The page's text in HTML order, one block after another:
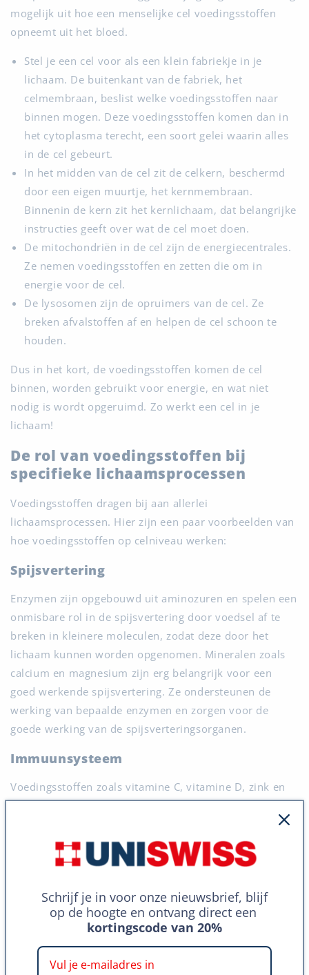
mogelijk uit hoe een menselijke cel voedingsstoffen
opneemt uit het bloed.
Stel je een cel voor als een klein fabriekje in je
lichaam. De buitenkant van de fabriek, het
celmembraan, beslist welke voedingsstoffen naar
binnen mogen. Deze voedingsstoffen komen dan in
het cytoplasma terecht, een soort gelei waarin alles
in de cel gebeurt.
In het midden van de cel zit de celkern, beschermd
door een eigen muurtje, het kernmembraan.
Binnenin de kern zit het kernlichaam, dat belangrijke
instructies geeft over wat de cel moet doen.
De mitochondriën in de cel zijn de energiecentrales.
Ze nemen voedingsstoffen en zetten die om in
energie voor de cel.
De lysosomen zijn de opruimers van de cel. Ze
breken afvalstoffen af en helpen de cel schoon te
houden.
Dus in het kort, de voedingsstoffen komen de cel
binnen, worden gebruikt voor energie, en wat niet
nodig is wordt opgeruimd. Zo werkt een cel in je
lichaam!
De rol van voedingsstoffen bij
specifieke lichaamsprocessen
Voedingsstoffen dragen bij aan allerlei
lichaamsprocessen. Hier zijn een paar voorbeelden van
hoe voedingsstoffen op celniveau werken:
Spijsvertering
Enzymen zijn opgebouwd uit aminozuren en spelen een
onmisbare rol in de spijsvertering door voedsel af te
breken in kleinere moleculen, zodat deze door het
lichaam kunnen worden opgenomen. Mineralen zoals
calcium en magnesium zijn erg belangrijk voor een
goed werkende spijsvertering. Ze ondersteunen de
werking van bepaalde enzymen en zorgen voor de
goede werking van de spijsverteringsorganen.
Immuunsysteem
Voedingsstoffen zoals vitamine C, vitamine D, zink en
eiwitten zijnessentieel voor het onderhouden van een
voedingsstoffen ondersteunen de productie van witte
bloedcellen en antilichamen. Witte bloedcellen en
tegen ziekteverwekkers en zorgen ervoor dat restjes
van dode cellen en schadelijke stoffen in je lichaam
worden opgeruimd.
Energieproductie
Schrijf je in voor onze nieuwsbrief, blijf
op de hoogte en ontvang direct een
kortingscode van 20%